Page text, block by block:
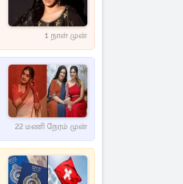
1 நாள் முன்
22 மணி நேரம் முன்